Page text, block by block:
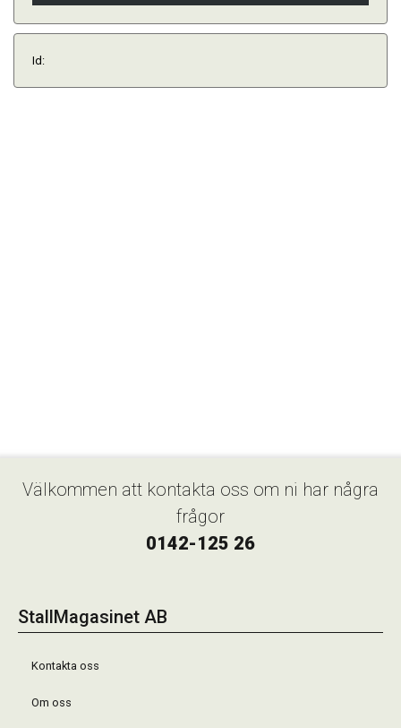
Id:
Välkommen att kontakta oss om ni har några
frågor
0142-125 26
StallMagasinet AB
Kontakta oss
Om oss